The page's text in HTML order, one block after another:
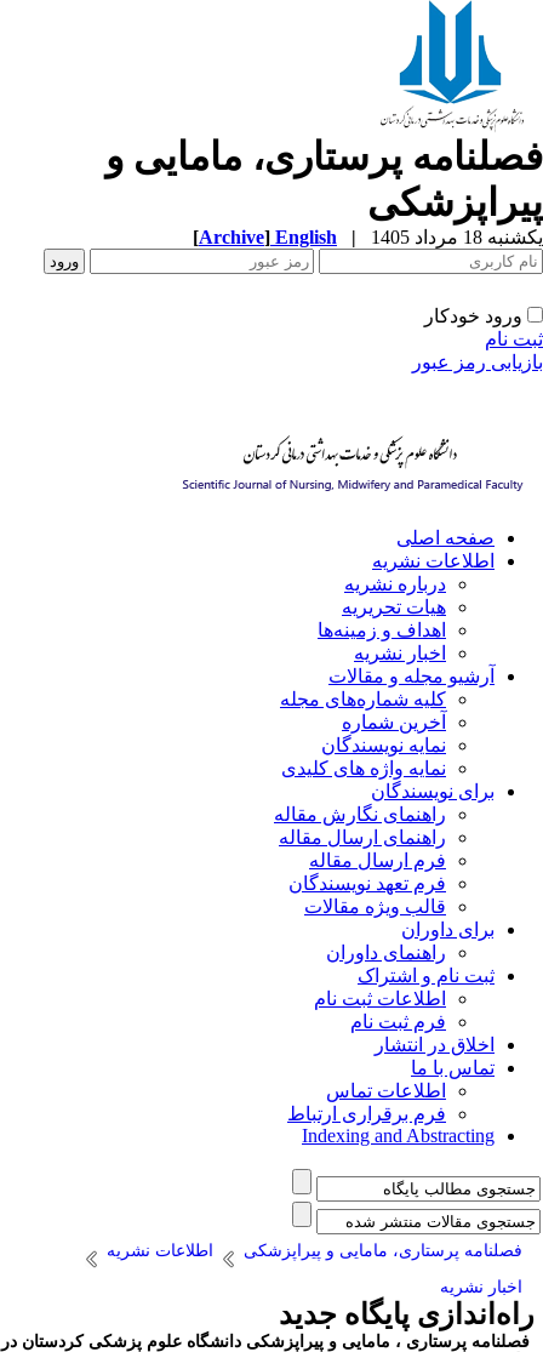
پرستاری، مامایی و
18 مرداد 1405 |
English
[Archive]
ورود خودکار
نام
رمز عبور
صفحه اصلی
اطلاعات نشریه
درباره نشریه
هیات تحریریه
اهداف و زمینه‌ها
اخبار نشریه
آرشیو مجله و مقالات
کلیه شماره‌های مجله
آخرین شماره
نمایه نویسندگان
نمایه واژه های کلیدی
برای نویسندگان
راهنمای نگارش مقاله
راهنمای ارسال مقاله
فرم ارسال مقاله
فرم تعهد نویسندگان
قالب ویژه مقالات
برای داوران
راهنمای داوران
ثبت نام و اشتراک
اطلاعات ثبت نام
فرم ثبت نام
اخلاق در انتشار
تماس با ما
اطلاعات تماس
فرم برقراری ارتباط
Indexing and Abstracting
فصلنامه پرستاری، مامایی و پیراپزشکی
اطلاعات نشریه
اخبار نشریه
پایگاه جدید
پرستاری ، مامایی و پیراپزشکی دانشگاه علوم پزشکی کردستان در